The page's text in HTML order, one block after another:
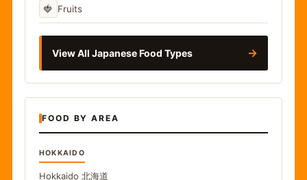
🍓 Fruits
View All Japanese Food Types →
FOOD BY AREA
HOKKAIDO
Hokkaido 北海道